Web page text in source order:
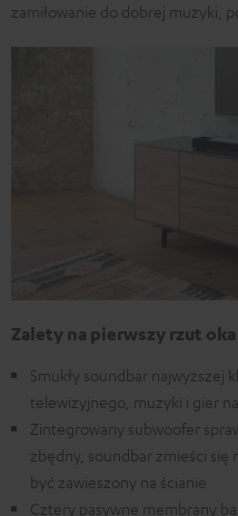
zamiłowanie do dobrej muzyki,
Zalety na pierwszy rzut oka
Smukły soundbar najwyższej
telewizyjnego, muzyki i gier
Zintegrowany subwoofer
zbędny, soundbar zmieści
być zawieszony na ścianie
Cztery pasywne membrany